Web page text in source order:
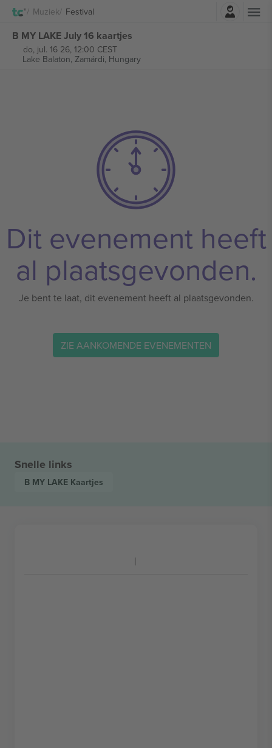
Muziek Festival
B MY LAKE July 16 kaartjes
do, jul. 16 26, 12:00 CEST
Lake Balaton, Zamárdi, Hungary
Dit evenement heeft
al plaatsgevonden.
Je bent te laat, dit evenement heeft al plaatsgevonden.
ZIE AANKOMENDE EVENEMENTEN
Snelle links
B MY LAKE Kaartjes